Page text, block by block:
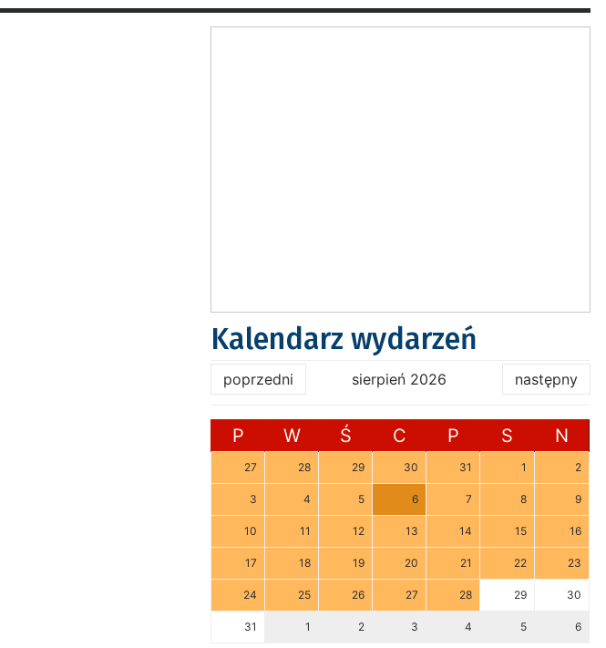
Kalendarz wydarzeń
poprzedni sierpień 2026 następny
P W Ś C P S N
27 28 29 30 31 1 2
3 4 5 6 7 8 9
10 11 12 13 14 15 16
17 18 19 20 21 22 23
24 25 26 27 28 29 30
31 1 2 3 4 5 6